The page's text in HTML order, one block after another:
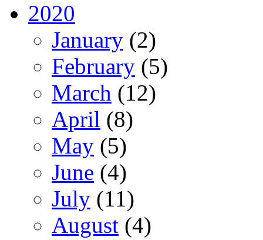
2020
January (2)
February (5)
March (12)
April (8)
May (5)
June (4)
July (11)
August (4)